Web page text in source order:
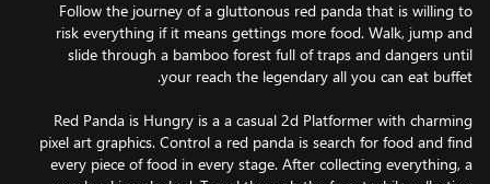
Follow the journey of a gluttonous red panda that is willing to
risk everything if it means gettings more food. Walk, jump and
slide through a bamboo forest full of traps and dangers until
Red Panda is Hungry is a a casual 2d Platformer with charming
pixel art graphics. Control a red panda is search for food and find
every piece of food in every stage. After collecting everything, a